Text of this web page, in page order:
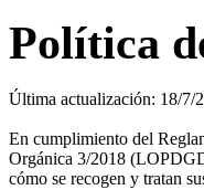
Política
Última actualización: 18/7/
En cumplimiento del
Orgánica 3/2018
cómo se recogen y tratan